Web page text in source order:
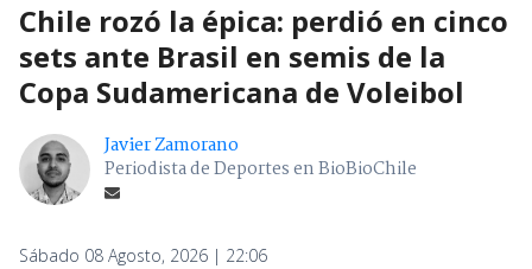
Chile rozó la épica: perdió en cinco
sets ante Brasil en semis de la
Copa Sudamericana de Voleibol
Javier Zamorano
Periodista de Deportes en BioBioChile
Sábado 08 Agosto, 2026 | 22:06